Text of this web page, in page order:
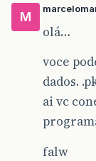
M
olá…
voce
dados.
ai vc
falw